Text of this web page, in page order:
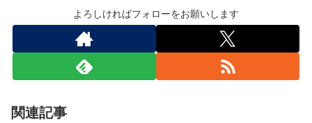
よろしければフォローをお願いします
関連記事